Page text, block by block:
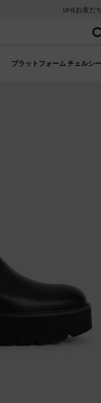
プラットフォーム チェルシ